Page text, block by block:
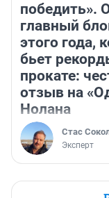
победить».
главный
этого года,
бьет
прокате:
отзыв на
Нолана
Стас
Эксперт